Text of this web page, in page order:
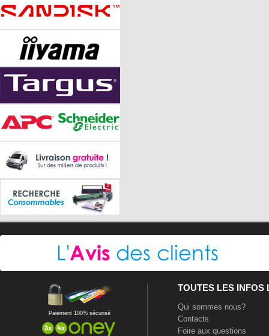
Paiement 100% sécurisé
TOUTES LES INFOS
Qui sommes nous?
Contacts
Foire aux questions